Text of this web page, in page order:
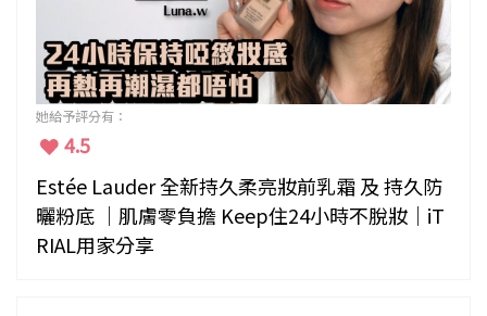
她給予評分有：
4.5
Estée Lauder 全新持久柔亮妝前乳霜 及 持久防
曬粉底 ｜肌膚零負擔 Keep住24小時不脫妝｜iT
RIAL用家分享